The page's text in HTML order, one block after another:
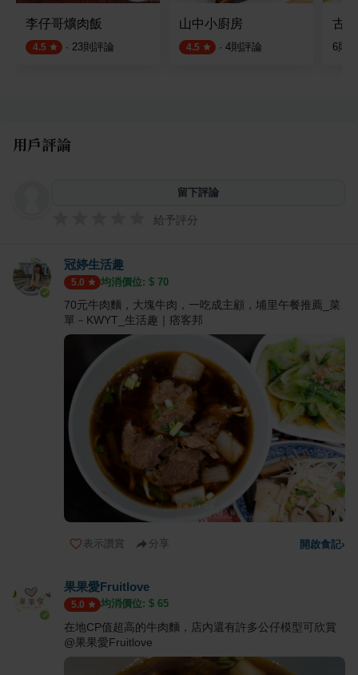
李仔哥爌肉飯
4.5 · 23則評論
山中小廚房
4.5 · 4則評論
古
6則
用戶評論
留下評論
給予評分
冠婷生活趣
5.0 均消價位: $ 70
70元牛肉麵，大塊牛肉，一吃成主顧，埔里午餐推薦_菜
單－KWYT_生活趣｜痞客邦
表示讚賞 分享 開啟食記›
果果愛Fruitlove
5.0 均消價位: $ 65
在地CP值超高的牛肉麵，店內還有許多公仔模型可欣賞
@果果愛Fruitlove